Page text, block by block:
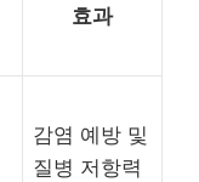
효과
감염 예방 및
질병 저항력